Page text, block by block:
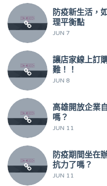
防疫新生活，
理平衡點
JUN 7
讓店家線上訂
難！！
JUN 8
高雄開放企業
嗎？
JUN 11
防疫期間坐在
抗力了嗎？
JUN 11